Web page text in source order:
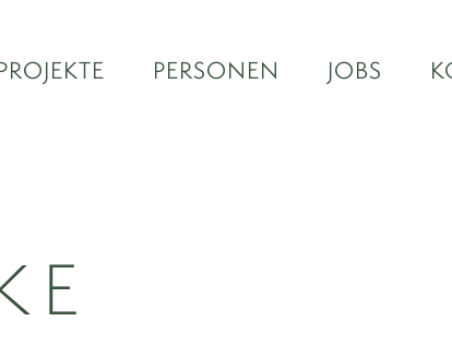
PERSONEN JOBS